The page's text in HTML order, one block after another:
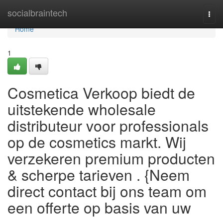
socialbraintech
Home
Home
1
Cosmetica Verkoop biedt de
uitstekende wholesale
distributeur voor professionals
op de cosmetics markt. Wij
verzekeren premium producten
& scherpe tarieven . {Neem
direct contact bij ons team om
een offerte op basis van uw